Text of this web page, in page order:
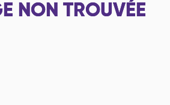
NON TROUVÉE